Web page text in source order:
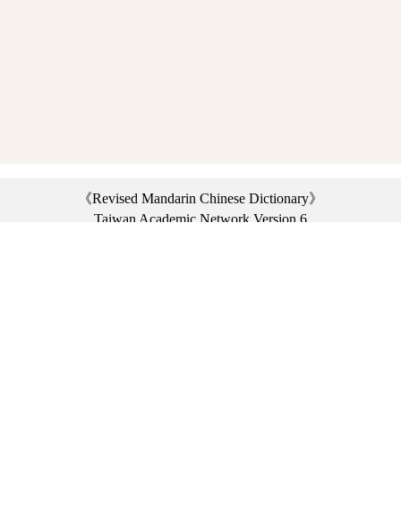
《Revised Mandarin Chinese Dictionary》
Taiwan Academic Network Version 6